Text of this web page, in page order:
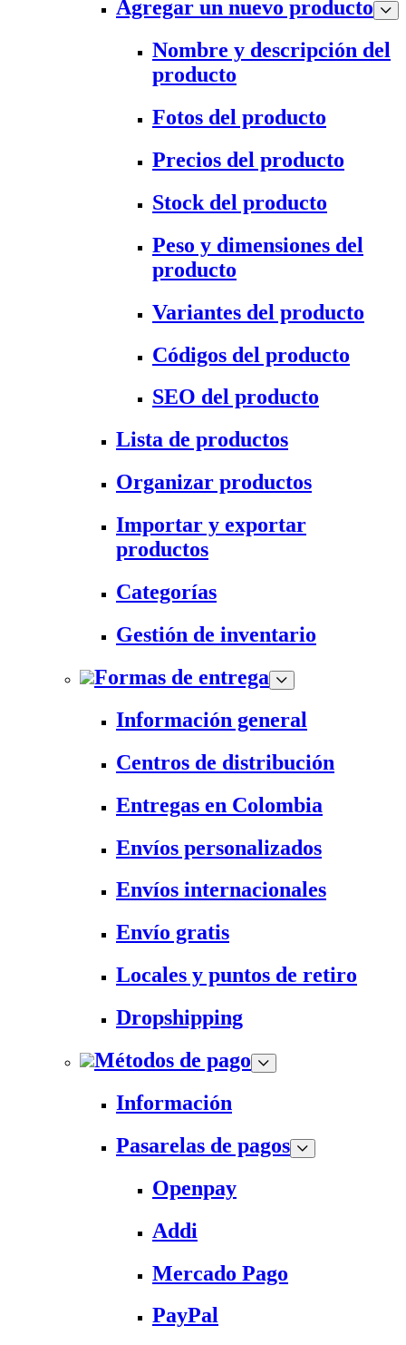
Agregar un nuevo producto
Nombre y descripción del
producto
Fotos del producto
Precios del producto
Stock del producto
Peso y dimensiones del
producto
Variantes del producto
Códigos del producto
SEO del producto
Lista de productos
Organizar productos
Importar y exportar
productos
Categorías
Gestión de inventario
Formas de entrega
Información general
Centros de distribución
Entregas en Colombia
Envíos personalizados
Envíos internacionales
Envío gratis
Locales y puntos de retiro
Dropshipping
Métodos de pago
Información
Pasarelas de pagos
Openpay
Addi
Mercado Pago
PayPal